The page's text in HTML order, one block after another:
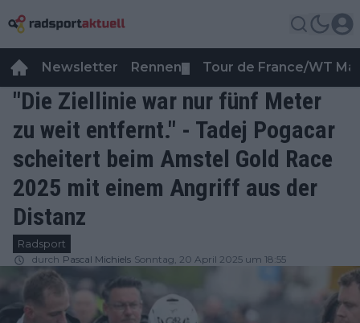
Newsletter Rennen Tour de France/WT
"Die Ziellinie war nur fünf Meter
zu weit entfernt." - Tadej Pogacar
scheitert beim Amstel Gold Race
2025 mit einem Angriff aus der
Distanz
Radsport
durch Pascal Michiels Sonntag, 20 April 2025 um 18:55